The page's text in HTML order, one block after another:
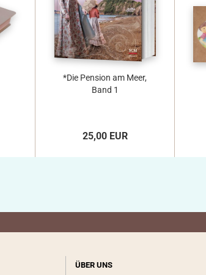
*Die Pension am Meer,
Band 1
25,00 EUR
ÜBER UNS